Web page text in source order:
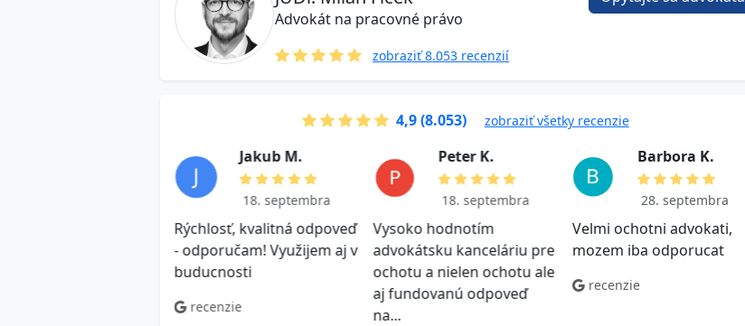
Advokát na pracovné právo
zobraziť 8.053 recenzií
4,9 (8.053) zobraziť všetky recenzie
J a k u b M .
18. septembra
Rýchlosť, kvalitná odpoveď
- odporučam! Využijem aj v
buducnosti
recenzie
P e t e r K.
18. septembra
Vysoko hodnotím
advokátsku kanceláriu pre
ochotu a nielen ochotu ale
aj fundovanú odpoveď
na...
B a r b o r a K .
28. septembra
Velmi ochotni advokati,
mozem iba odporucat
recenzie